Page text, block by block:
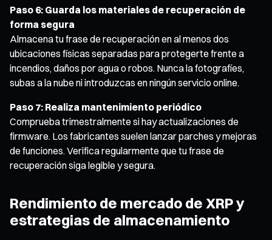
Paso 6: Guarda los materiales de recuperación de
forma segura
Almacena tu frase de recuperación en al menos dos
ubicaciones físicas separadas para protegerte frente a
incendios, daños por agua o robos. Nunca la fotografíes,
subas a la nube ni introduzcas en ningún servicio online.
Paso 7: Realiza mantenimiento periódico
Comprueba trimestralmente si hay actualizaciones de
firmware. Los fabricantes suelen lanzar parches y mejoras
de funciones. Verifica regularmente que tu frase de
recuperación siga legible y segura.
Rendimiento de mercado de XRP y
estrategias de almacenamiento